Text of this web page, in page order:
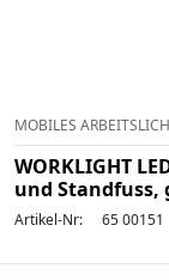
MOBILES
WORKLIGHT
und Standfuss,
Artikel-Nr: 65 00151